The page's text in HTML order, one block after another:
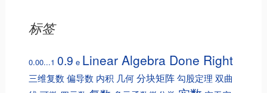
标签
0.00...1 0.9 e Linear Algebra Done Right
三维复数 偏导数 内积 几何分块矩阵勾股定理 双曲